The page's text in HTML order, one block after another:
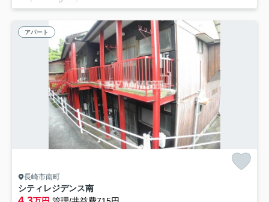
アパート
長崎市南町
シティレジデンス南